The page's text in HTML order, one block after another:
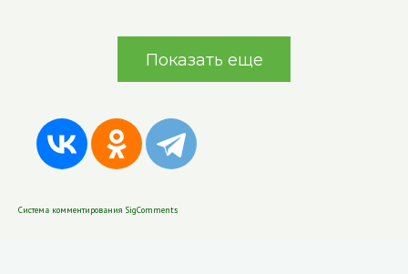
Показать еще
Система комментирования SigComments